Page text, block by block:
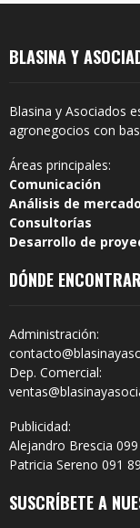
BLASINA Y
Blasina y Asociados
agronegocios con
Áreas principales:
Comunicación
Análisis de
Consultorías
Desarrollo de
DÓNDE
Administración:
Dep. Comercial:
Publicidad:
Alejandro Brescia
Patricia Sereno 091
SUSCRÍBETE A